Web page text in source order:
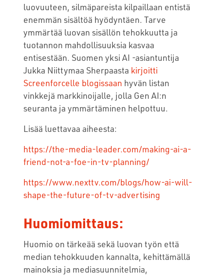
luovuuteen, silmäpareista kilpaillaan entistä
enemmän sisältöä hyödyntäen. Tarve
ymmärtää luovan sisällön tehokkuutta ja
tuotannon mahdollisuuksia kasvaa
entisestään. Suomen yksi AI -asiantuntija
Jukka Niittymaa Sherpaasta kirjoitti
Screenforcelle blogissaan hyvän listan
vinkkejä markkinoijalle, jolla Gen AI:n
seuranta ja ymmärtäminen helpottuu.
Lisää luettavaa aiheesta:
https://the-media-leader.com/making-ai-a-
friend-not-a-foe-in-tv-planning/
https://www.nexttv.com/blogs/how-ai-will-
shape-the-future-of-tv-advertising
Huomiomittaus:
Huomio on tärkeää sekä luovan työn että
median tehokkuuden kannalta, kehittämällä
mainoksia ja mediasuunnitelmia,